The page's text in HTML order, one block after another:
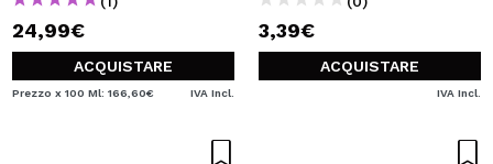
24,99€
ACQUISTARE
Prezzo x 100 Ml: 166,60€ IVA Incl.
3,39€
ACQUISTARE
IVA Incl.